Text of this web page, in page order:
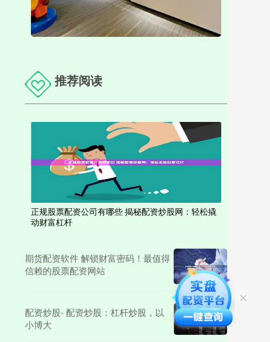
推荐阅读
正规股票配资公司有哪些 揭秘配资炒股网：轻松撬
动财富杠杆
期货配资软件 解锁财富密码！最值得
信赖的股票配资网站
配资炒股- 配资炒股：杠杆炒股，以
小博大